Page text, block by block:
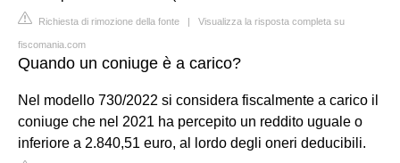
Richiesta di rimozione della fonte | Visualizza la risposta completa su
fiscomania.com
Quando un coniuge è a carico?
Nel modello 730/2022 si considera fiscalmente a carico il
coniuge che nel 2021 ha percepito un reddito uguale o
inferiore a 2.840,51 euro, al lordo degli oneri deducibili.